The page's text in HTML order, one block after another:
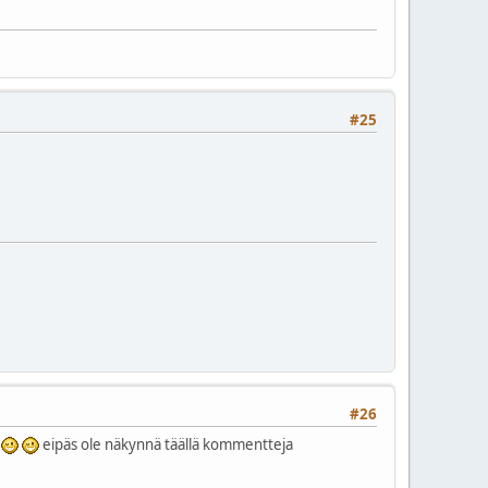
#25
#26
eipäs ole näkynnä täällä kommentteja